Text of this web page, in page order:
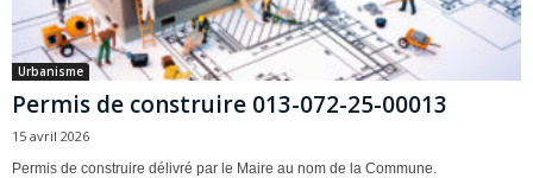
Urbanisme
Permis de construire 013-072-25-00013
15 avril 2026
Permis de construire délivré par le Maire au nom de la Commune.